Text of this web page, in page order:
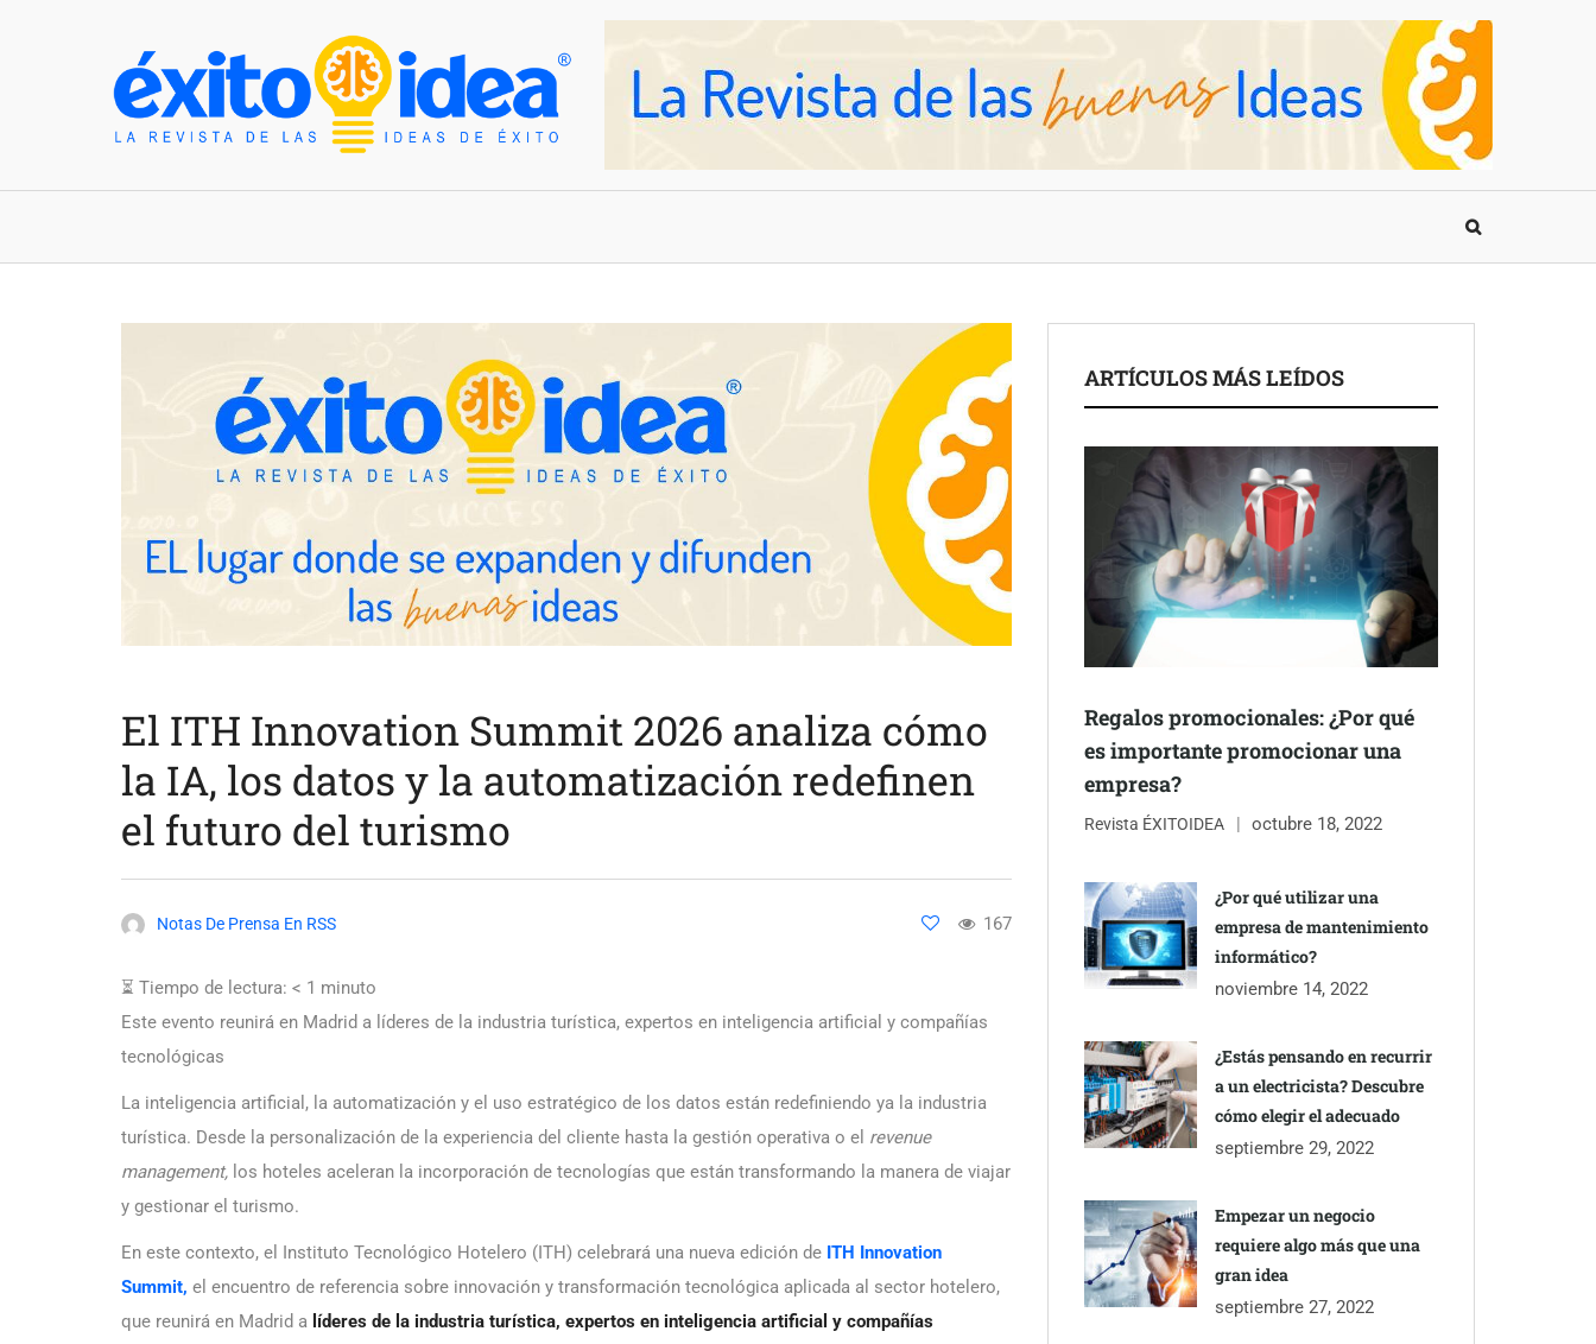
El ITH Innovation Summit 2026 analiza cómo
la IA, los datos y la automatización redefinen
el futuro del turismo
Notas De Prensa En RSS 167
⏳ Tiempo de lectura: < 1 minuto
Este evento reunirá en Madrid a líderes de la industria turística, expertos en inteligencia artificial y compañías
tecnológicas
La inteligencia artificial, la automatización y el uso estratégico de los datos están redefiniendo ya la industria
turística. Desde la personalización de la experiencia del cliente hasta la gestión operativa o el revenue
management, los hoteles aceleran la incorporación de tecnologías que están transformando la manera de viajar
y gestionar el turismo.
En este contexto, el Instituto Tecnológico Hotelero (ITH) celebrará una nueva edición de ITH Innovation
Summit, el encuentro de referencia sobre innovación y transformación tecnológica aplicada al sector hotelero,
que reunirá en Madrid a líderes de la industria turística, expertos en inteligencia artificial y compañías
ARTÍCULOS MÁS LEÍDOS
Regalos promocionales: ¿Por qué
es importante promocionar una
empresa?
Revista ÉXITOIDEA octubre 18, 2022
¿Por qué utilizar una
empresa de mantenimiento
informático?
noviembre 14, 2022
¿Estás pensando en recurrir
a un electricista? Descubre
cómo elegir el adecuado
septiembre 29, 2022
Empezar un negocio
requiere algo más que una
gran idea
septiembre 27, 2022